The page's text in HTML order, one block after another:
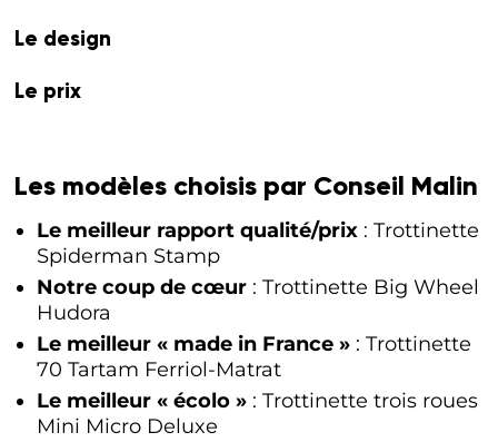
Le design
Le prix
Les modèles choisis par Conseil Malin
Le meilleur rapport qualité/prix : Trottinette
Spiderman Stamp
Notre coup de cœur : Trottinette Big Wheel
Hudora
Le meilleur « made in France » : Trottinette
70 Tartam Ferriol-Matrat
Le meilleur « écolo » : Trottinette trois roues
Mini Micro Deluxe